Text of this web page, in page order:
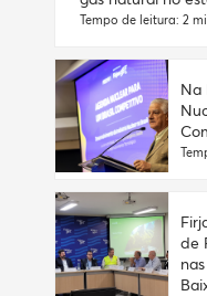
Tempo de leitura: 2
Na
de